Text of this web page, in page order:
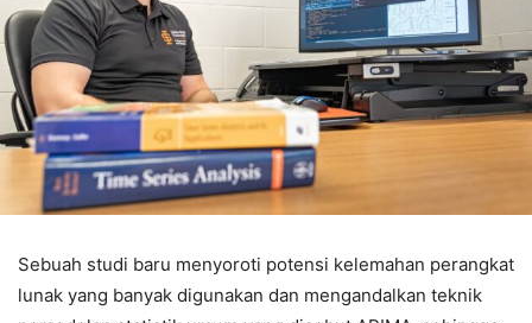
Sebuah studi baru menyoroti potensi kelemahan perangkat
lunak yang banyak digunakan dan mengandalkan teknik